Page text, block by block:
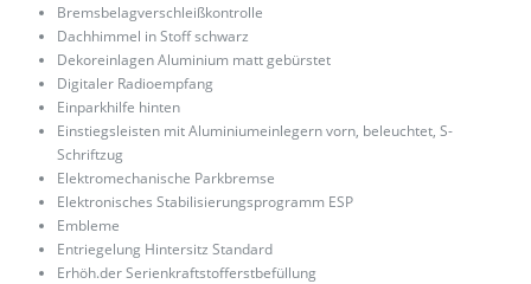
Bremsbelagverschleißkontrolle
Dachhimmel in Stoff schwarz
Dekoreinlagen Aluminium matt gebürstet
Digitaler Radioempfang
Einparkhilfe hinten
Einstiegsleisten mit Aluminiumeinlegern vorn, beleuchtet, S-
Schriftzug
Elektromechanische Parkbremse
Elektronisches Stabilisierungsprogramm ESP
Embleme
Entriegelung Hintersitz Standard
Erhöh.der Serienkraftstofferstbefüllung